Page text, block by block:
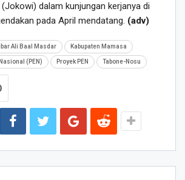
dalam kunjungan kerjanya di
pada April mendatang. (adv)
Ali Baal Masdar Kabupaten Mamasa
(PEN) Proyek PEN Tabone-Nosu